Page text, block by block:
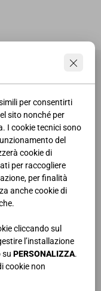
per consentirti
sito nonché per
I cookie tecnici sono
del
cookie di
per raccogliere
per finalità
anche cookie di
cliccando sul
l’installazione
su PERSONALIZZA.
cookie non